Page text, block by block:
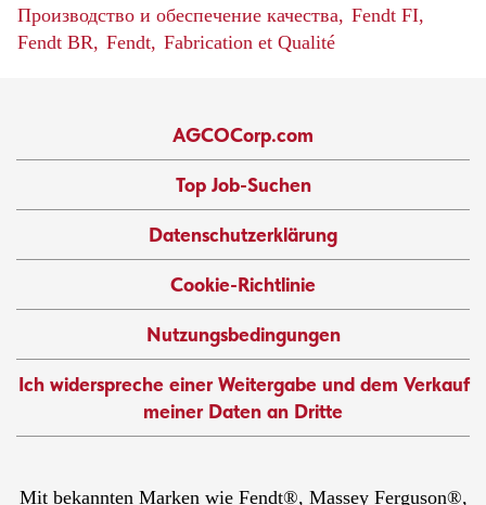
Производство и обеспечение качества, Fendt FI,
Fendt BR, Fendt, Fabrication et Qualité
AGCOCorp.com
Top Job-Suchen
Datenschutzerklärung
Cookie-Richtlinie
Nutzungsbedingungen
Ich widerspreche einer Weitergabe und dem Verkauf
meiner Daten an Dritte
Mit bekannten Marken wie Fendt®, Massey Ferguson®,